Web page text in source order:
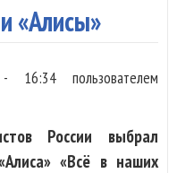
«Алисы»
- 16:34пользователем
России выбрал
«Всё в наших